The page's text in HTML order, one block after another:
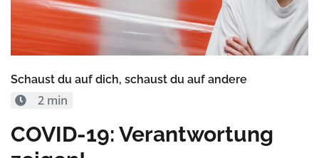
Schaust du auf dich, schaust du auf andere
2 min
COVID-19: Verantwortung